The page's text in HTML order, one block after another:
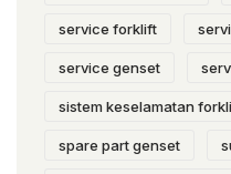
service forklift
service genset
sistem keselamatan
spare part genset